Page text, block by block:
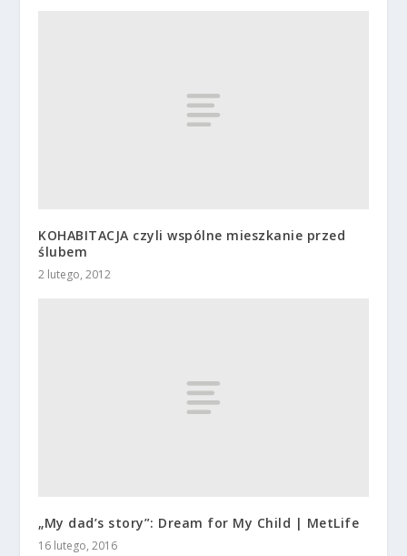
KOHABITACJA czyli wspólne mieszkanie przed
ślubem
2 lutego, 2012
„My dad’s story”: Dream for My Child | MetLife
16 lutego, 2016